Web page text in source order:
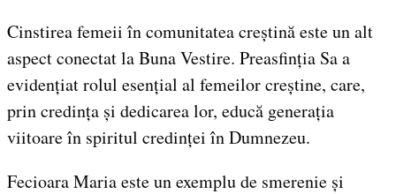
Cinstirea femeii în comunitatea creștină este un alt
aspect conectat la Buna Vestire. Preasfinția Sa a
evidențiat rolul esențial al femeilor creștine, care,
prin credința și dedicarea lor, educă generația
viitoare în spiritul credinței în Dumnezeu.
Fecioara Maria este un exemplu de smerenie și